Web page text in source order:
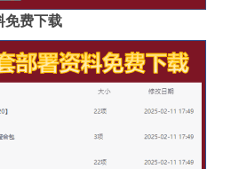
免费下载